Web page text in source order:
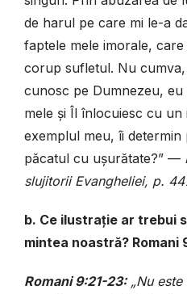
de harul pe care mi le-a
faptele mele imorale,
corup sufletul. Nu
cunosc pe Dumnezeu,
mele și Îl înlocuiesc cu
exemplul meu, îi determin
păcatul cu ușurătate?” —
slujitorii Evangheliei, p.
b. Ce ilustrație ar trebui
mintea noastră? Romani
Romani 9:21-23:„Nu este